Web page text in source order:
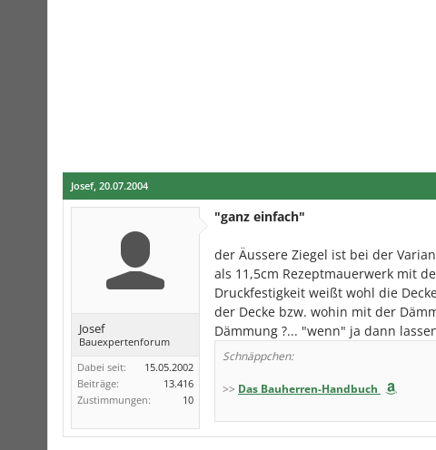
Josef, 20.07.2004
Josef
Bauexpertenforum
Dabei seit:
15.05.2002
Beiträge:
13.416
Zustimmungen:
10
"ganz einfach"
der Äussere Ziegel ist bei der
als 11,5cm Rezeptmauerwerk mit
Druckfestigkeit weißt wohl die
der Decke bzw. wohin mit der
Dämmung ?... "wenn" ja dann
Schnäppchen:
>> Das Bauherren-Handbuch